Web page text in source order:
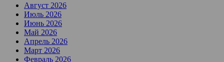
Август 2026
Июль 2026
Июнь 2026
Май 2026
Апрель 2026
Март 2026
Февраль 2026